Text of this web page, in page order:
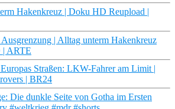
Hakenkreuz | Doku HD Reupload |
Ausgrenzung | Alltag unterm Hakenkreuz
| ARTE
Straßen: LKW-Fahrer am Limit |
| BR24
Die dunkle Seite von Gotha im Ersten